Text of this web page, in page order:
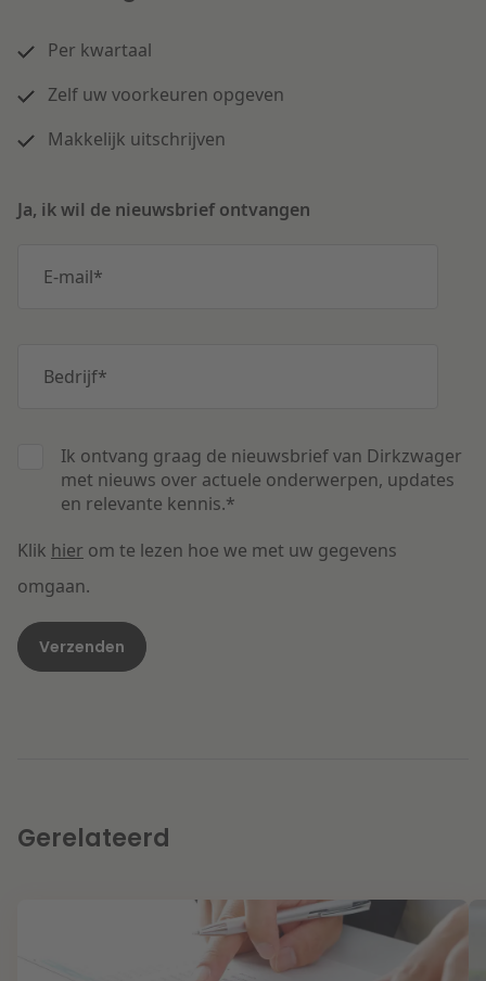
Per kwartaal
Zelf uw voorkeuren opgeven
Makkelijk uitschrijven
Ja, ik wil de nieuwsbrief ontvangen
E-mail*
Bedrijf*
Ik ontvang graag de nieuwsbrief van Dirkzwager
met nieuws over actuele onderwerpen, updates
en relevante kennis.*
Klik hier om te lezen hoe we met uw gegevens
omgaan.
Gerelateerd